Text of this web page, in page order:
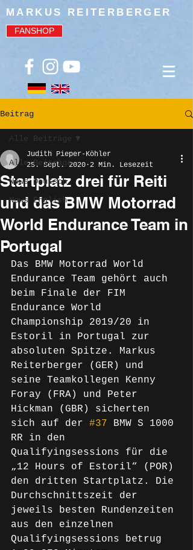
MARKUS REITERBERGER
FANSHOP
Beitrag
Alle Beiträge
News Deutsch
News English
Alle Beiträge
Startplatz drei für Reiti
und das BMW Motorrad
World Endurance Team in
Portugal
Judith Pieper-Köhler
25. Sept. 2020 2 Min. Lesezeit
Das BMW Motorrad World
Endurance Team gehört auch
beim Finale der FIM
Endurance World
Championship 2019/20 in
Estoril in Portugal zur
absoluten Spitze. Markus
Reiterberger (GER) und
seine Teamkollegen Kenny
Foray (FRA) und Peter
Hickman (GBR) sicherten
sich auf der #37 BMW S 1000
RR in den
Qualifyingsessions für die
„12 Hours of Estoril“ (POR)
den dritten Startplatz. Die
Durchschnittszeit der
jeweils besten Rundenzeiten
aus den einzelnen
Qualifyingsessions betrug